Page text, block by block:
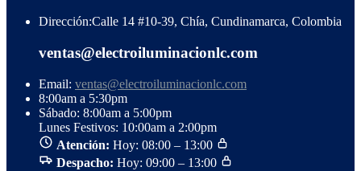
Dirección:Calle 14 #10-39, Chía, Cundinamarca, Colombia
ventas@electroiluminacionlc.com
Email: ventas@electroiluminacionlc.com
8:00am a 5:30pm
Sábado: 8:00am a 5:00pm
Lunes Festivos: 10:00am a 2:00pm
Atención: Hoy: 08:00 – 13:00
Despacho: Hoy: 09:00 – 13:00